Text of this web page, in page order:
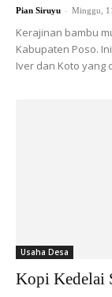
Pian Siruyu - Minggu,
Kerajinan bambu
Kabupaten Poso.
Iver dan Koto yang
Usaha Desa
Kopi Kedelai